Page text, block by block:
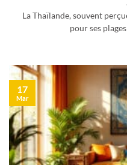
La Thaïlande, souvent
pour ses
17
Mar